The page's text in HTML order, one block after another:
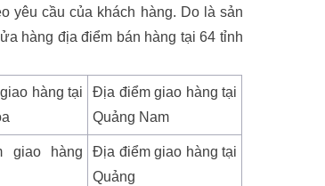
yêu cầu của khách hàng. Do là sản
hàng địa điểm bán hàng tại 64 tỉnh
hàng tại
Địa điểm giao hàng tại
Quảng Nam
giao hàng
Địa điểm giao hàng tại
Quảng